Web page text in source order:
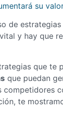
su valor
de estrategias
y hay que
que te
que puedan
competidores
te